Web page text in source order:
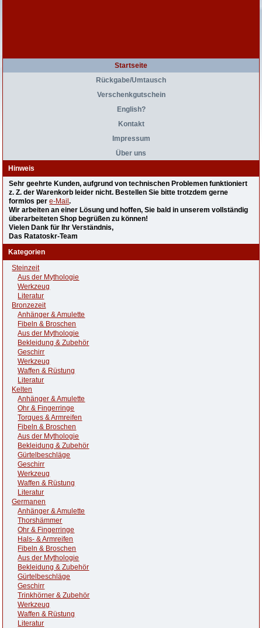
Startseite
Rückgabe/Umtausch
Verschenkgutschein
English?
Kontakt
Impressum
Über uns
Hinweis
Sehr geehrte Kunden, aufgrund von technischen Problemen funktioniert
z. Z. der Warenkorb leider nicht. Bestellen Sie bitte trotzdem gerne
formlos pere-Mail.
Wir arbeiten an einer Lösung und hoffen, Sie bald in unserem vollständig
überarbeiteten Shop begrüßen zu können!
Vielen Dank für Ihr Verständnis,
Das Ratatoskr-Team
Kategorien
Steinzeit
Aus der Mythologie
Werkzeug
Literatur
Bronzezeit
Anhänger & Amulette
Fibeln & Broschen
Aus der Mythologie
Bekleidung & Zubehör
Geschirr
Werkzeug
Waffen & Rüstung
Literatur
Kelten
Anhänger & Amulette
Ohr & Fingerringe
Torques & Armreifen
Fibeln & Broschen
Aus der Mythologie
Bekleidung & Zubehör
Gürtelbeschläge
Geschirr
Werkzeug
Waffen & Rüstung
Literatur
Germanen
Anhänger & Amulette
Thorshämmer
Ohr & Fingerringe
Hals- & Armreifen
Fibeln & Broschen
Aus der Mythologie
Bekleidung & Zubehör
Gürtelbeschläge
Geschirr
Trinkhörner & Zubehör
Werkzeug
Waffen & Rüstung
Literatur